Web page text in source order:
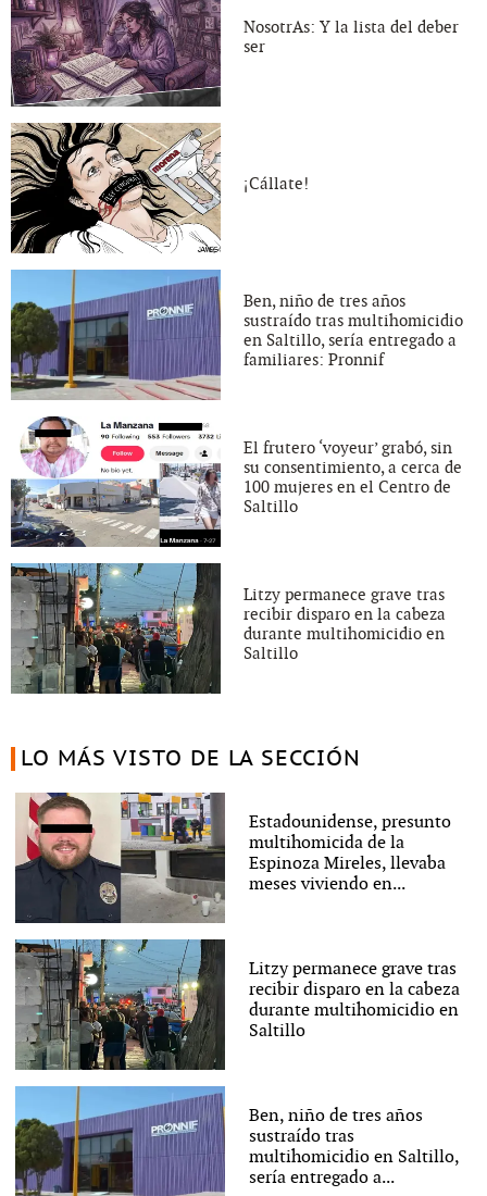
NosotrAs: Y la lista del deber
ser
¡Cállate!
Ben, niño de tres años
sustraído tras multihomicidio
en Saltillo, sería entregado a
familiares: Pronnif
El frutero ‘voyeur’ grabó, sin
su consentimiento, a cerca de
100 mujeres en el Centro de
Saltillo
Litzy permanece grave tras
recibir disparo en la cabeza
durante multihomicidio en
Saltillo
LO MÁS VISTO DE LA SECCIÓN
Estadounidense, presunto
multihomicida de la
Espinoza Mireles, llevaba
meses viviendo en...
Litzy permanece grave tras
recibir disparo en la cabeza
durante multihomicidio en
Saltillo
Ben, niño de tres años
sustraído tras
multihomicidio en Saltillo,
sería entregado a...